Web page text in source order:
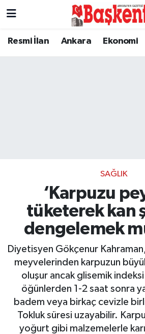
Resmi İlan Ankara Ekonomi
SAĞLIK
‘Karpuzu
tüketerek kan
dengelemek
Diyetisyen Gökçenur Kahraman,
meyvelerinden karpuzun
oluşur ancak glisemik
öğünlerden 1-2 saat sonra
badem veya birkaç cevizle
Tokluk süresi uzayabilir.
yoğurt gibi malzemelerle